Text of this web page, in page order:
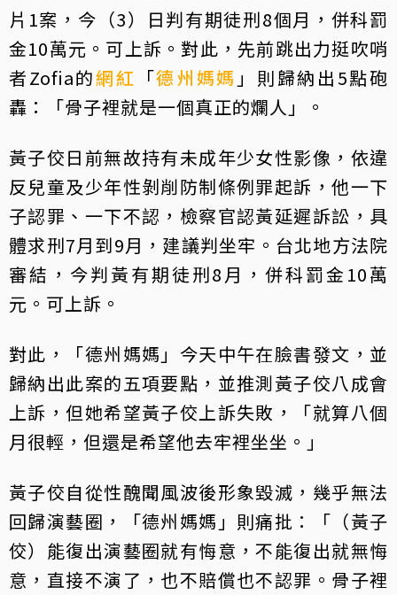
片1案，今（3）日判有期徒刑8個月，併科罰
金10萬元。可上訴。對此，先前跳出力挺吹哨
者Zofia的網紅 「德州媽媽 」則歸納出5點砲
轟：「骨子裡就是一個真正的爛人」。
黃子佼日前無故持有未成年少女性影像，依違
反兒童及少年性剝削防制條例罪起訴，他一下
子認罪、一下不認，檢察官認黃延遲訴訟，具
體求刑7月到9月，建議判坐牢。台北地方法院
審結，今判黃有期徒刑8月，併科罰金10萬
元。可上訴。
對此，「德州媽媽」今天中午在臉書發文，並
歸納出此案的五項要點，並推測黃子佼八成會
上訴，但她希望黃子佼上訴失敗，「就算八個
月很輕，但還是希望他去牢裡坐坐。」
黃子佼自從性醜聞風波後形象毀滅，幾乎無法
回歸演藝圈，「德州媽媽」則痛批：「（黃子
佼）能復出演藝圈就有悔意，不能復出就無悔
意，直接不演了，也不賠償也不認罪。骨子裡